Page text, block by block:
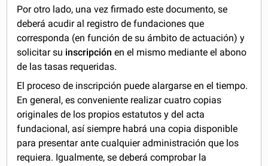
Por otro lado, una vez firmado este documento, se
deberá acudir al registro de fundaciones que
corresponda (en función de su ámbito de actuación) y
solicitar su inscripción en el mismo mediante el abono
de las tasas requeridas.
El proceso de inscripción puede alargarse en el tiempo.
En general, es conveniente realizar cuatro copias
originales de los propios estatutos y del acta
fundacional, así siempre habrá una copia disponible
para presentar ante cualquier administración que los
requiera. Igualmente, se deberá comprobar la